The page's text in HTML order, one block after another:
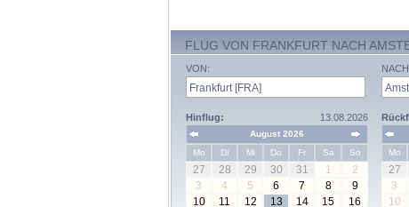
FLUG VON FRANKFURT NACH
VON:
Hinflug: 13.08.2026
August 2026
Mo
Di Mi Do Fr Sa So
27 28 29 30 31 1
2
3
4 5 6 7 8
9
10
11 12 13 14 15
16
Mo
27
3
10